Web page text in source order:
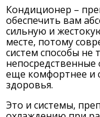
Кондиционер –
обеспечить вам
сильную и
месте, потому
систем способы не
еще комфортнее и
здоровья.
Это и системы,